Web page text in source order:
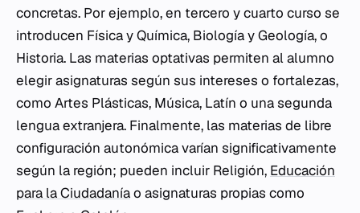
concretas. Por ejemplo, en tercero y cuarto curso se
introducen Física y Química, Biología y Geología, o
Historia. Las materias optativas permiten al alumno
elegir asignaturas según sus intereses o fortalezas,
como Artes Plásticas, Música, Latín o una segunda
lengua extranjera. Finalmente, las materias de libre
configuración autonómica varían significativamente
según la región; pueden incluir Religión, Educación
para la Ciudadaníao asignaturas propias como